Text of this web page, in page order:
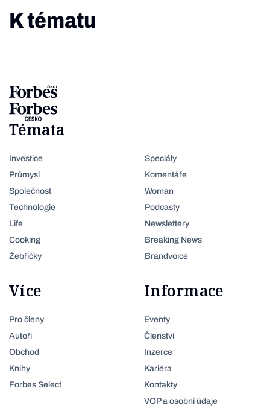
K tématu
Témata
Investice
Průmysl
Společnost
Technologie
Life
Cooking
Žebříčky
Speciály
Komentáře
Woman
Podcasty
Newslettery
Breaking News
Brandvoice
Více
Pro členy
Autoři
Obchod
Knihy
Forbes Select
Informace
Eventy
Členství
Inzerce
Kariéra
Kontakty
VOP a osobní údaje